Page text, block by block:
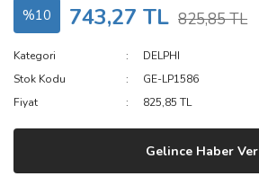
%10 743,27 TL 825,85 TL
Kategori
DELPHI
Stok Kodu
GE-LP1586
Fiyat
825,85 TL
Gelince Haber Ver